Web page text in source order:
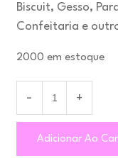
Biscuit, Gesso,
Confeitaria e
2000 em estoque
Adicionar Ao